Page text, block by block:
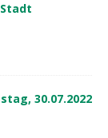
30.07.2022